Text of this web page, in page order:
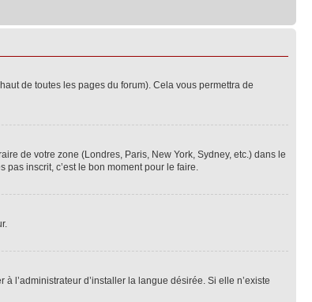
de toutes les pages du forum). Cela vous permettra de
de votre zone (Londres, Paris, New York, Sydney, etc.) dans le
pas inscrit, c’est le bon moment pour le faire.
l’administrateur d’installer la langue désirée. Si elle n’existe